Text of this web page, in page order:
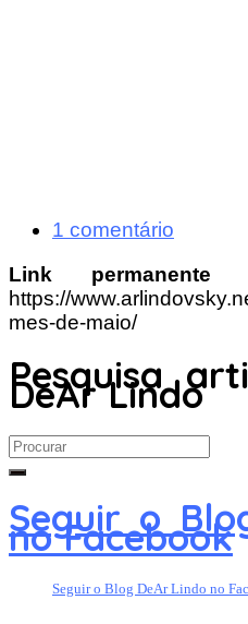
1 comentário
Link
https://
mes-de-maio/
Pesquisa
DeAr Lindo
Search
for:
Seguir o
no Facebook
Seguir o Blog DeAr Lindo no